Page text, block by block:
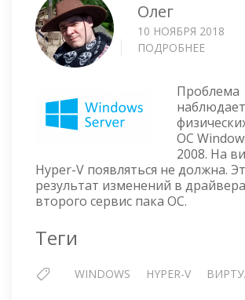
Олег
10 НОЯБРЯ 2018
ПОДРОБНЕЕ
BOOT-
START
OR
START
FAILED
Проблема
ОС
2008. На
Hyper-V появляться не должна.
результат изменений в
второго сервис пака ОС.
Теги
WINDOWS HYPER-V